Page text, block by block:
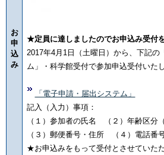
お
申
込
み
★定員に達しましたのでお申込み受付
2017年4月1日（土曜日）から、下記の
ム」・科学館受付で参加申込受付いた
「電子申請・届出システム」
記入（入力）事項：
（１）参加者の氏名 （２）年齢区分
（３）郵便番号・住所 （４）電話番
★お申込みをもって受付とさせていた